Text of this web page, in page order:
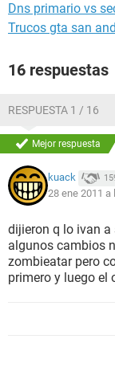
Dns primario vs
Trucos gta san
16 respuestas
RESPUESTA 1 / 16
Mejor respuesta
kuack
28 ene 2011 a
dijieron q lo ivan a
algunos cambios
zombieatar pero
primero y luego el